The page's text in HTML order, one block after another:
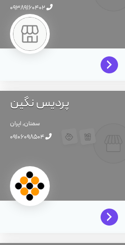
پردیس نگین
سمنان,ایران